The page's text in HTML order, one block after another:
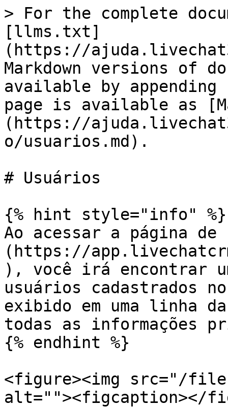
> For the complete
[llms.txt]
(https://
Markdown versions of
available by
page is available as
(https://
o/usuarios.md).
# Usuários
{% hint style="info" %}
Ao acessar a página
(https://
), você irá encontrar
usuários cadastrados
exibido em uma linha
todas as informações
{% endhint %}
<figure><img src="/files/
alt=""><figcaption></